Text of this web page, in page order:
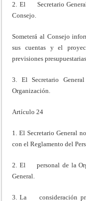
2. El Secretario General
Consejo.
Someterá al Consejo
sus cuentas y el
previsiones
3. El Secretario
Organización.
Artículo 24
1. El Secretario General
con el Reglamento del
2. El personal de la
General.
3. La consideración